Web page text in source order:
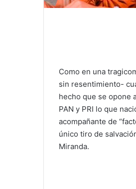
Como en una
sin resentimiento-
hecho que se opone
PAN y PRI lo que
acompañante de
único tiro de
Miranda.